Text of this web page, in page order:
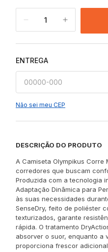
1
ENTREGA
Não sei meu CEP
DESCRIÇÃO DO PRODUTO
A Camiseta Olympikus
corredores que buscam
Produzida com a tecnologia
Adaptação Dinâmica para
às suas necessidades
SenseDry, feito de poliéster
texturizados, garante
rápida. O tratamento
absorver o suor, enquanto a
proporciona frescor